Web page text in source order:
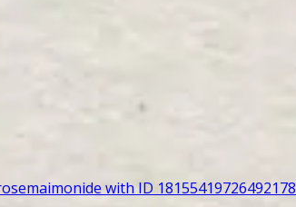
with ID 18155419726492178